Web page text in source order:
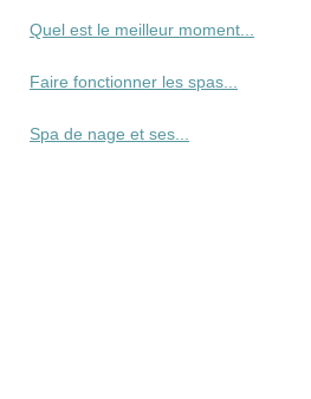
Quel est le meilleur moment...
Faire fonctionner les spas...
Spa de nage et ses...